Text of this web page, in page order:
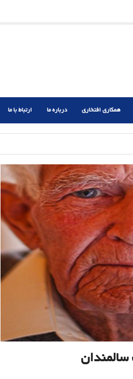
همکاری افتخاری درباره ما ارتباط با ما
سالمندان